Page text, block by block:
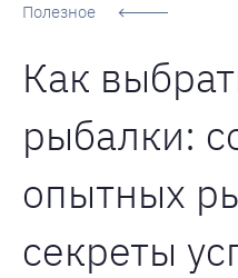
Полезное
Как
рыбалки:
опытных
секреты